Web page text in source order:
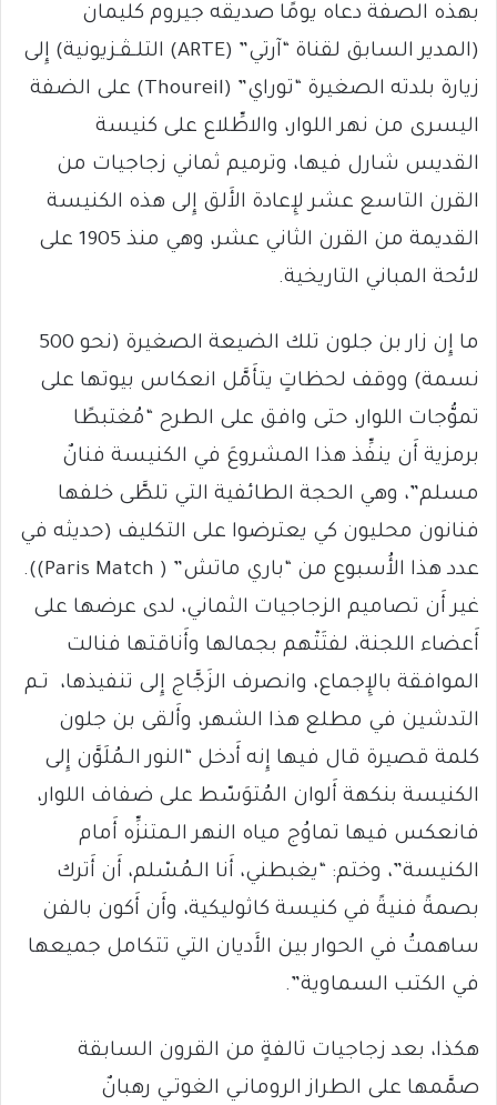
بهذه الصفة دعاه يومًا صديقه جيروم كليمان
(المدير السابق لقناة “آرتي” (ARTE) التلـﭭـزيونية) إِلى
زيارة بلدته الصغيرة “توراي” (Thoureil) على الضفة
اليسرى من نهر اللوار، والاطِّلاع على كنيسة
القديس شارل فيها، وترميم ثماني زجاجيات من
القرن التاسع عشر لإِعادة الأَلق إِلى هذه الكنيسة
القديمة من القرن الثاني عشر، وهي منذ 1905 على
لائحة المباني التاريخية.
ما إِن زار بن جلون تلك الضيعة الصغيرة (نحو 500
نسمة) ووقف لحظاتٍ يتأَمَّل انعكاس بيوتها على
تموُّجات اللوار، حتى وافق على الطرح “مُغتبطًا
برمزية أَن ينفِّذ هذا المشروعَ في الكنيسة فنانٌ
مسلم”، وهي الحجة الطائفية التي تلطَّى خلفها
فنانون محليون كي يعترضوا على التكليف (حديثه في
عدد هذا الأُسبوع من “باري ماتش” ( Paris Match)).
غير أَن تصاميم الزجاجيات الثماني، لدى عرضها على
أَعضاء اللجنة، لفتَتْهم بجمالها وأَناقتها فنالت
الموافقة بالإِجماع، وانصرف الزَجَّاج إِلى تنفيذها، تـم
التدشين في مطلع هذا الشهر، وأَلقى بن جلون
كلمة قصيرة قال فيها إِنه أَدخل “النور الـمُلَوَّن إِلى
الكنيسة بنكهة أَلوان المُتوَسّط على ضفاف اللوار،
فانعكس فيها تماوُج مياه النهر الـمتنزِّه أَمام
الكنيسة”، وختم: “يغبطني، أَنا الـمُسْلم، أَن أَترك
بصمةً فنيةً في كنيسة كاثوليكية، وأَن أَكون بالفن
ساهمتُ في الحوار بين الأَديان التي تتكامل جميعها
في الكتب السماوية”.
هكذا، بعد زجاجيات تالفةٍ من القرون السابقة
صمَّمها على الطراز الرومانـي الغوتـي رهبانٌ